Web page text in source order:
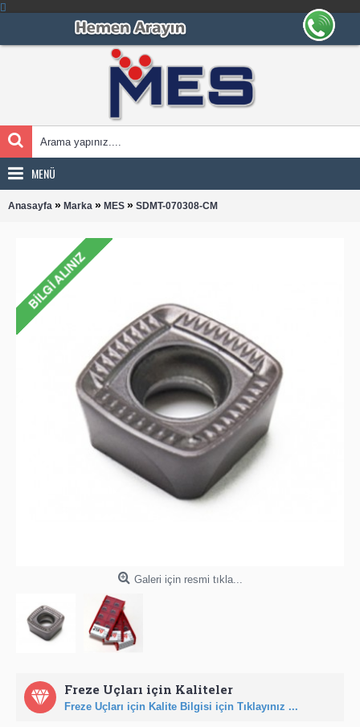
MENÜ
Anasayfa » Marka » MES » SDMT-070308-CM
Galeri için resmi tıkla...
Freze Uçları için Kaliteler
Freze Uçları için Kalite Bilgisi için Tıklayınız ...